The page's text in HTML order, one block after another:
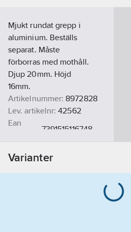
Mjukt rundat grepp i
aluminium. Beställs
separat. Måste
förborras med mothåll.
Djup 20mm. Höjd
16mm.
Artikelnummer: 8972828
Lev. artikelnr: 42562
Ean
7391515116748
Varianter